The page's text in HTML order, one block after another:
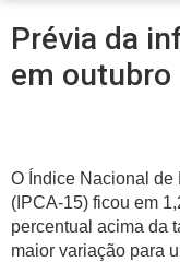
Prévia da
em outubro
O Índice Nacional de
(IPCA-15) ficou em
percentual acima da
maior variação para